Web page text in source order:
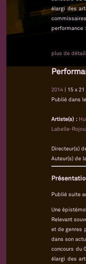
élargi des
performance
plus de
2014 | 15 x
Publié dans
Artiste(s) :
Labelle-
Directeur(s)
Auteur(s) de
Publié suite
Une
Relevant
et de genres
dans son
concours du
élargi des